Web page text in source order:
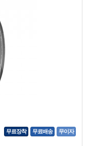
무료장착 무료배송 무이자